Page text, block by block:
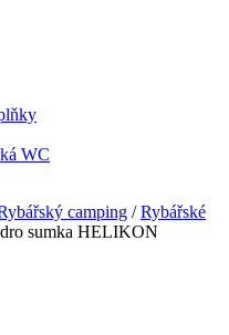
WC
camping /Rybářské
sumka HELIKON